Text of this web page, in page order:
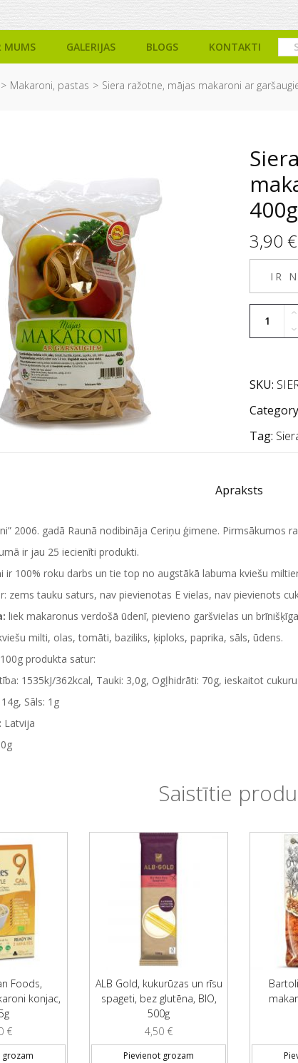
MUMS GALERIJAS BLOGS KONTAKTI
Makaroni, pastas Siera ražotne, mājas makaroni ar
400g
3,90 €
IR
SKU:
Tag:
Apraksts
2006. gadā Raunā nodibināja Ceriņu ģimene. Pirmsākumos
ir jau 25 iecienīti produkti.
ir 100% roku darbs un tie top no augstākā labuma kviešu
zems tauku saturs, nav pievienotas E vielas, nav pievienots
liek makaronus verdošā ūdenī, pievieno garšvielas un
milti, olas, tomāti, baziliks, ķiploks, paprika, sāls, ūdens.
100g produkta satur:
1535kJ/362kcal, Tauki: 3,0g, Ogļhidrāti: 70g, ieskaitot
Sāls: 1g
Latvija
Saistītie
Foods,
konjac,
€
grozam
ALB Gold, kukurūzas un rīsu
spageti, bez glutēna, BIO,
500g
4,50 €
Pievienot grozam